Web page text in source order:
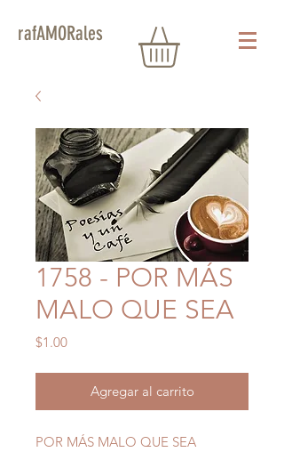
rafAMORales
1758 - POR MÁS
MALO QUE SEA
$1.00Precio
Agregar al carrito
POR MÁS MALO QUE SEA